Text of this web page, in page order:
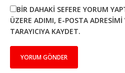
BIR DAHAKI SEFERE YORUM
ÜZERE ADIMI, E-POSTA
TARAYICIYA KAYDET.